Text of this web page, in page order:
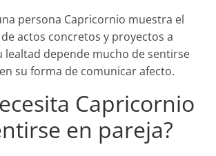
persona Capricornio muestra el
actos concretos y proyectos a
lealtad depende mucho de sentirse
su forma de comunicar afecto.
Capricornio
en pareja?